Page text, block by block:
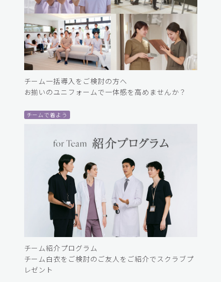
チーム一括導入をご検討の方へ
お揃いのユニフォームで一体感を高めませんか？
チームで着よう
チーム紹介プログラム
チーム白衣をご検討のご友人をご紹介でスクラブプ
レゼント